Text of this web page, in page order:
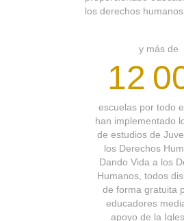
los derechos humanos,
y más de
12
escuelas por todo
han implementado
de estudios de
los Derechos
Dando Vida a los
Humanos, todos
de forma gratuita
educadores
apoyo de la